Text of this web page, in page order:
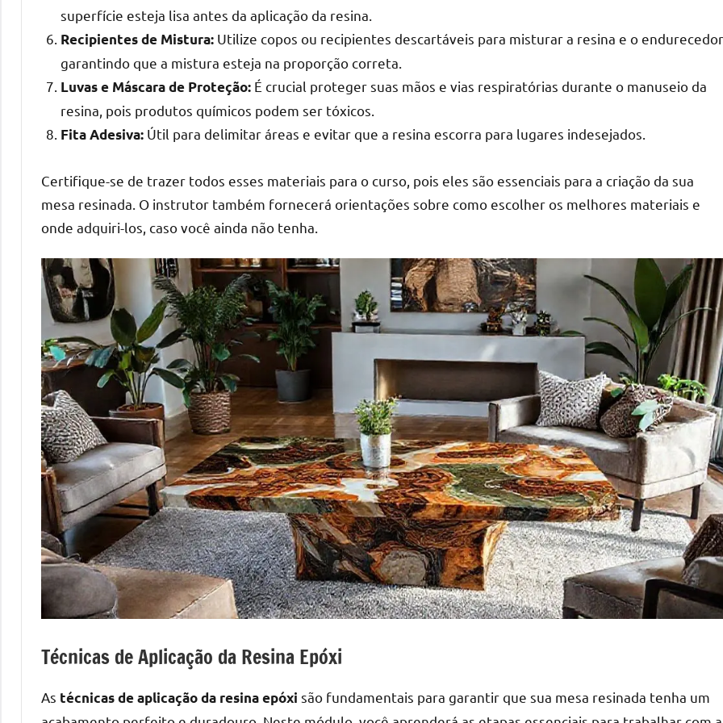
mesas
de
tampinhas
resinadas.
superfície esteja lisa antes da aplicação da resina.
Recipientes de Mistura: Utilize copos ou recipientes descartáveis para misturar a resina e o
garantindo que a mistura esteja na proporção correta.
Luvas e Máscara de Proteção: É crucial proteger suas mãos e vias respiratórias durante o manuseio da
resina, pois produtos químicos podem ser tóxicos.
Fita Adesiva: Útil para delimitar áreas e evitar que a resina escorra para lugares indesejados.
Certifique-se de trazer todos esses materiais para o curso, pois eles são essenciais para a criação da sua
mesa resinada. O instrutor também fornecerá orientações sobre como escolher os melhores materiais e
onde adquiri-los, caso você ainda não tenha.
Técnicas de Aplicação da Resina Epóxi
As técnicas de aplicação da resina epóxi são fundamentais para garantir que sua mesa resinada tenha um